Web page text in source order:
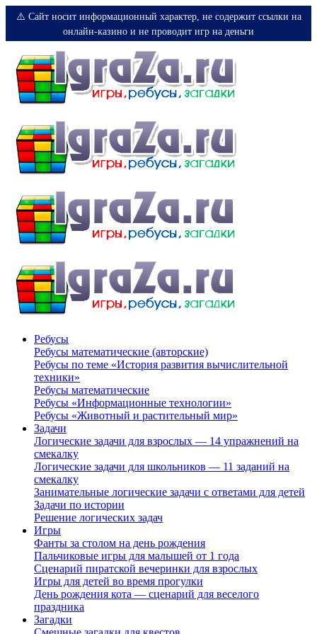
⚠️ Сайт носит информационный характер, не содержит ссылки на
онлайн-казино и не проводит игр на деньги
Ребусы
Ребусы математические (авторские)
Ребусы по теме «История развития вычислительной
техники»
Ребусы математические
Ребусы «Информационные технологии»
Ребусы «Животный и растительный мир»
Задачи
Логические задачи для взрослых — 14 упражнений на
смекалку
Логические задачи для школьников — 11 заданий на
смекалку
Занимательные логические задачи с ответами для детей
Задачи по истории
Решение логических задач
Игры
Фанты за столом на день рождения
Пальчиковые игры для малышей от 1 года
Сценарий пиратской вечеринки для взрослых
Игры для детей во время прогулки
День рождения кота — сценарий для веселого
праздника
Загадки